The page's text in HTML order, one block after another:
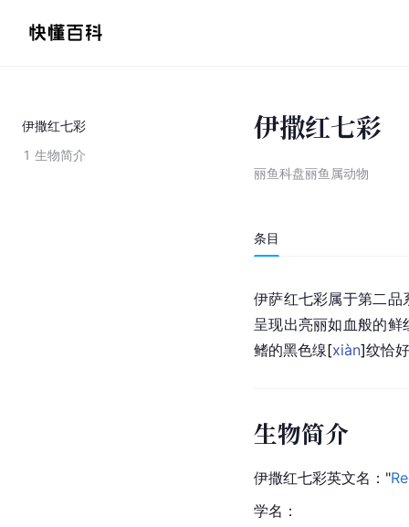
伊撒红七彩
1 生物简介
伊撒红七彩
丽鱼科盘丽鱼属动物
条目
伊萨红七彩属于第二品
呈现出亮丽如血般的
鳍的黑色缐[xiàn]纹恰
生物简介
伊撒红七彩英文名："
学名：